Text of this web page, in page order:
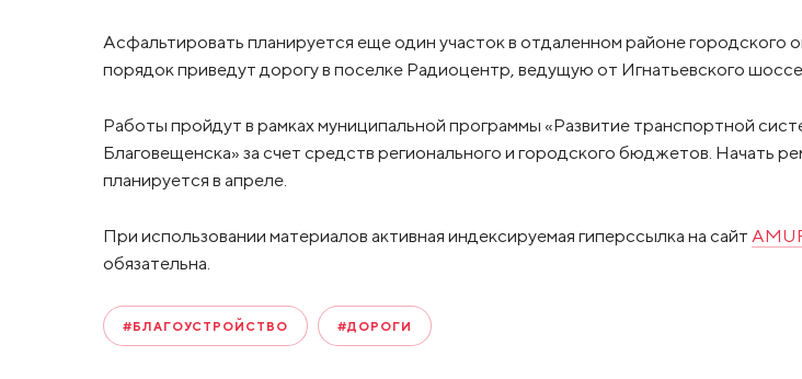
Асфальтировать планируется еще один участок в отдаленном районе городского
порядок приведут дорогу в поселке Радиоцентр, ведущую от Игнатьевского
Работы пройдут в рамках муниципальной программы «Развитие транспортной
Благовещенска» за счет средств регионального и городского бюджетов. Начать
планируется в апреле.
При использовании материалов активная индексируемая гиперссылка на сайт
обязательна.
#БЛАГОУСТРОЙСТВО #ДОРОГИ